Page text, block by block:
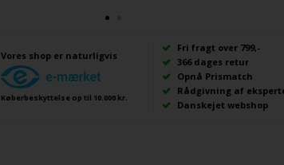
Vores shop er naturligvis
Køberbeskyttelse op til 10.000 kr.
Fri fragt over 799,-
366 dages retur
Opnå Prismatch
Rådgivning af
Danskejet webshop